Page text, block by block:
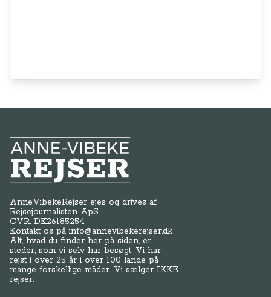
Anne-Vibeke Rejser
AnneVibekeRejser ejes og drives af
Rejsejournalisten ApS
CVR: DK26185254
Kontakt os påinfo@annevibekerejser.dk
Alt, hvad du finder her på siden, er
steder, som vi selv har besøgt. Vi har
rejst i over 25 år i over 100 lande på
mange forskellige måder. Vi sælger IKKE
rejser.